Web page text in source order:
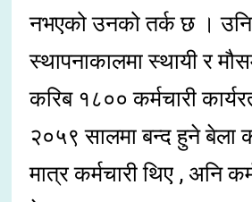
नभएको उनको तर्क छ । उनि
स्थापनाकालमा स्थायी र
करिब १८०० कर्मचारी
२०५९ सालमा बन्द हुने बेला
मात्र कर्मचारी थिए , अनि